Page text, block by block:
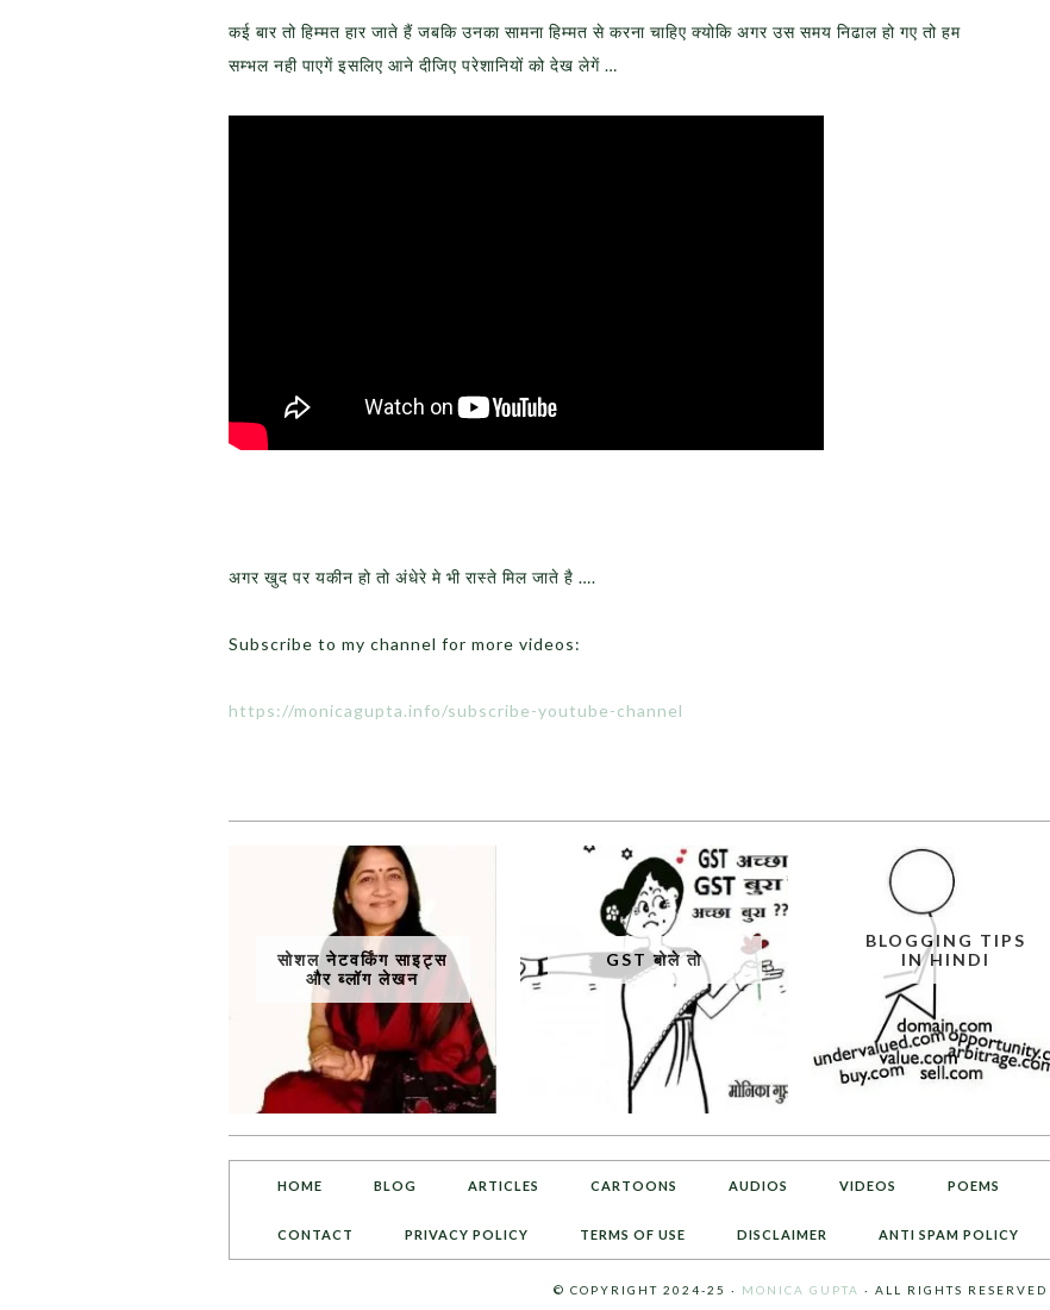
कई बार तो हिम्मत हार जाते हैं जबकि उनका सामना हिम्मत से करना चाहिए क्योकि अगर उस समय निढाल हो गए तो हम
सम्भल नही पाएगें इसलिए आने दीजिए परेशानियों को देख लेगें …
अगर खुद पर यकीन हो तो अंधेरे मे भी रास्ते मिल जाते है ….
Subscribe to my channel for more videos:
https://monicagupta.info/subscribe-youtube-channel
BLOGGING TIPS
IN HINDI
GST बोले तो
सोशल नेटवर्किंग साइट्स
और ब्लॉग लेखन
HOME BLOG ARTICLES CARTOONS AUDIOS VIDEOS POEMS
CONTACT PRIVACY POLICY TERMS OF USE DISCLAIMER ANTI SPAM POLICY
© COPYRIGHT 2024-25 · MONICA GUPTA · ALL RIGHTS RESERVED